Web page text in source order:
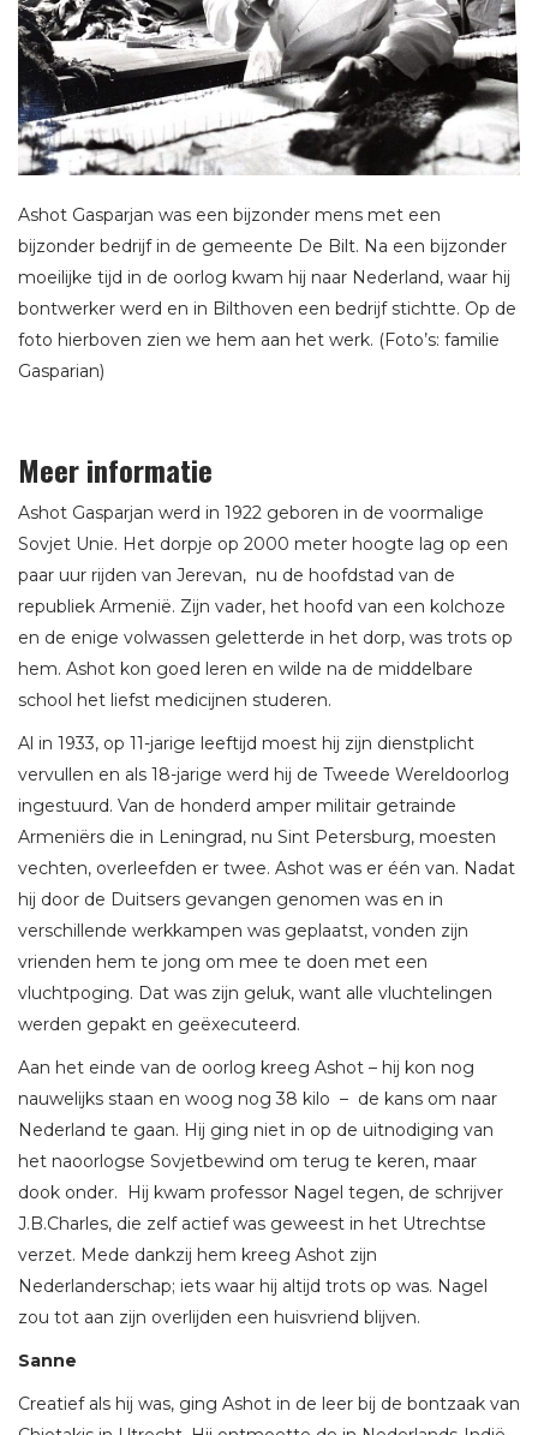
Ashot Gasparjan was een bijzonder mens met een
bijzonder bedrijf in de gemeente De Bilt. Na een bijzonder
moeilijke tijd in de oorlog kwam hij naar Nederland, waar hij
bontwerker werd en in Bilthoven een bedrijf stichtte. Op de
foto hierboven zien we hem aan het werk. (Foto’s: familie
Gasparian)
Meer informatie
Ashot Gasparjan werd in 1922 geboren in de voormalige
Sovjet Unie. Het dorpje op 2000 meter hoogte lag op een
paar uur rijden van Jerevan, nu de hoofdstad van de
republiek Armenië. Zijn vader, het hoofd van een kolchoze
en de enige volwassen geletterde in het dorp, was trots op
hem. Ashot kon goed leren en wilde na de middelbare
school het liefst medicijnen studeren.
Al in 1933, op 11-jarige leeftijd moest hij zijn dienstplicht
vervullen en als 18-jarige werd hij de Tweede Wereldoorlog
ingestuurd. Van de honderd amper militair getrainde
Armeniërs die in Leningrad, nu Sint Petersburg, moesten
vechten, overleefden er twee. Ashot was er één van. Nadat
hij door de Duitsers gevangen genomen was en in
verschillende werkkampen was geplaatst, vonden zijn
vrienden hem te jong om mee te doen met een
vluchtpoging. Dat was zijn geluk, want alle vluchtelingen
werden gepakt en geëxecuteerd.
Aan het einde van de oorlog kreeg Ashot – hij kon nog
nauwelijks staan en woog nog 38 kilo – de kans om naar
Nederland te gaan. Hij ging niet in op de uitnodiging van
het naoorlogse Sovjetbewind om terug te keren, maar
dook onder. Hij kwam professor Nagel tegen, de schrijver
J.B.Charles, die zelf actief was geweest in het Utrechtse
verzet. Mede dankzij hem kreeg Ashot zijn
Nederlanderschap; iets waar hij altijd trots op was. Nagel
zou tot aan zijn overlijden een huisvriend blijven.
Sanne
Creatief als hij was, ging Ashot in de leer bij de bontzaak van